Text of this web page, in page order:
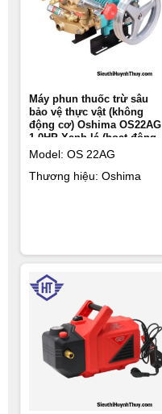
Máy phun thuốc trừ sâu
bảo vệ thực vật (không
động cơ) Oshima OS22AG
1.0HP Xanh lá (hoạt động
bằng sức kéo động cơ)
Model: OS 22AG
Thương hiệu: Oshima